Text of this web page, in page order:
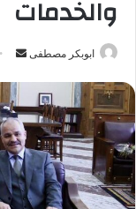
والخدمات
ابوبكر مصطفى
س
ل
ب
ر
ي
د